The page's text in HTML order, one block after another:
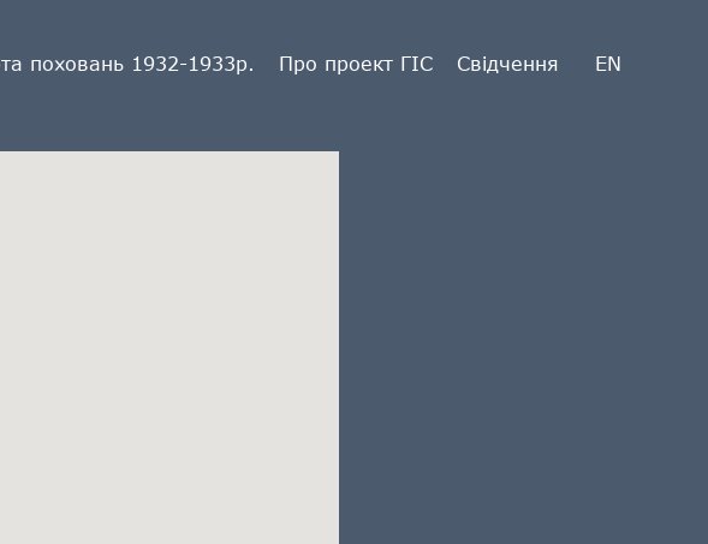
поховань 1932-1933р. Про проект ГІС Свідчення EN